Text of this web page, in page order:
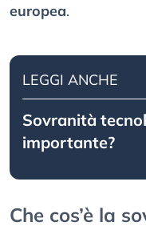
europea.
LEGGI ANCHE
Sovranità
importante?
Che cos’è la